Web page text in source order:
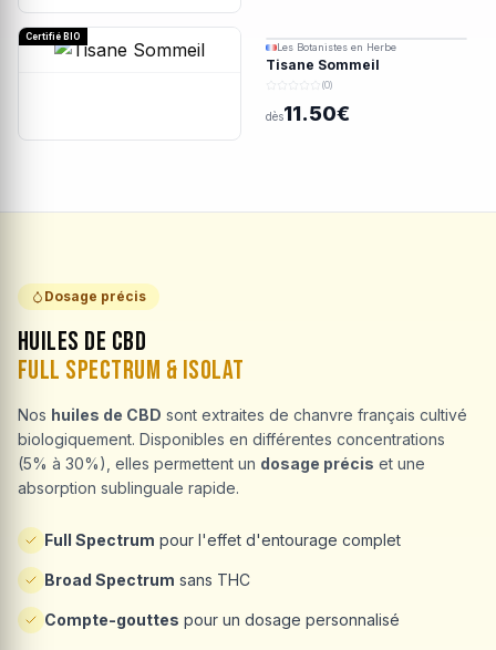
Certifié BIO
Les Botanistes en Herbe
Tisane Sommeil
(0)
dès11.50€
Dosage précis
Huiles de CBD
Full Spectrum & Isolat
Nos huiles de CBD sont extraites de chanvre français cultivé
biologiquement. Disponibles en différentes concentrations
(5% à 30%), elles permettent un dosage précis et une
absorption sublinguale rapide.
Full Spectrum pour l'effet d'entourage complet
Broad Spectrum sans THC
Compte-gouttes pour un dosage personnalisé